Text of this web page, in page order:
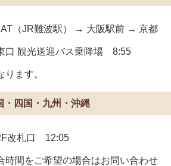
（JR難波駅） → 大阪駅前 → 京都
口 観光送迎バス乗降場 8:55
ます。
・四国・九州・沖縄
改札口 12:05
間をご希望の場合はお問い合わせ